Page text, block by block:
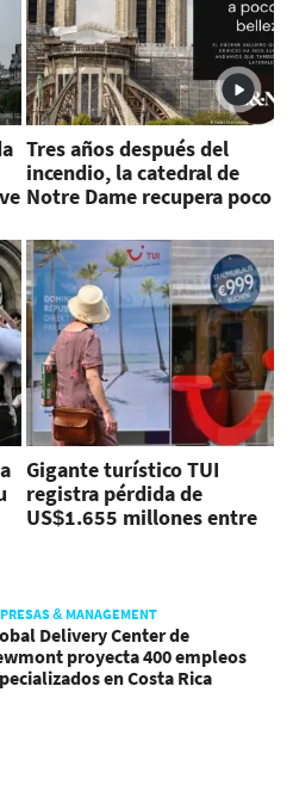
Tres años después del
incendio, la catedral de
Notre Dame recupera poco
Gigante turístico TUI
registra pérdida de
US$1.655 millones entre
& MANAGEMENT
Delivery Center de
proyecta 400 empleos
en Costa Rica